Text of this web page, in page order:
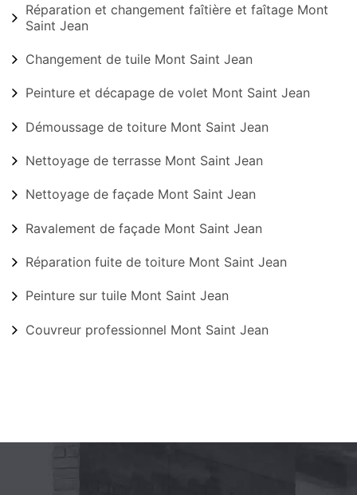
Réparation et changement faîtière et faîtage Mont
Saint Jean
Changement de tuile Mont Saint Jean
Peinture et décapage de volet Mont Saint Jean
Démoussage de toiture Mont Saint Jean
Nettoyage de terrasse Mont Saint Jean
Nettoyage de façade Mont Saint Jean
Ravalement de façade Mont Saint Jean
Réparation fuite de toiture Mont Saint Jean
Peinture sur tuile Mont Saint Jean
Couvreur professionnel Mont Saint Jean